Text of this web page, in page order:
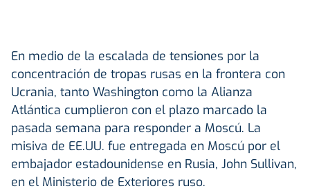
En medio de la escalada de tensiones por la
concentración de tropas rusas en la frontera con
Ucrania, tanto Washington como la Alianza
Atlántica cumplieron con el plazo marcado la
pasada semana para responder a Moscú. La
misiva de EE.UU. fue entregada en Moscú por el
embajador estadounidense en Rusia, John Sullivan,
en el Ministerio de Exteriores ruso.